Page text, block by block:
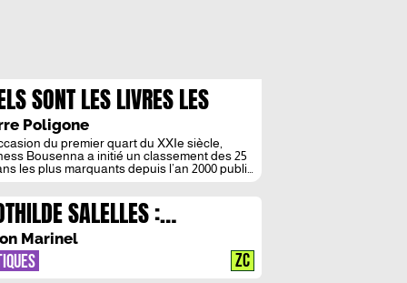
SONT LES LIVRES LES
MARQUANTS DES ANNEES
A 2025 ?
Poligone
du premier quart du XXIe siècle,
Bousenna a initié un classement des 25
les plus marquants depuis l’an 2000 publié
vise à interroger ce que serait un canon
Entre diversité des langues, place
[…]
SALELLES :
MORTIFERES
Marinel
ZC